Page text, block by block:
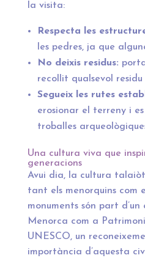
la visita:
Respecta les
les pedres, ja que
No deixis residus:
recollit qualsevol
Segueix les rutes
erosionar el terreny i
troballes
Una cultura viva que
generacions
Avui dia, la cultura
tant els menorquins com
monuments són part
Menorca com a
UNESCO, un
importància d’aquesta